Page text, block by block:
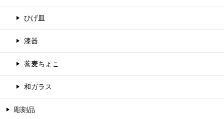
ひげ皿
漆器
蕎麦ちょこ
和ガラス
彫刻品